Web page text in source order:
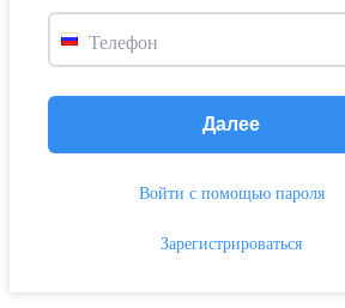
Телефон
Далее
Войти с помощью пароля
Зарегистрироваться